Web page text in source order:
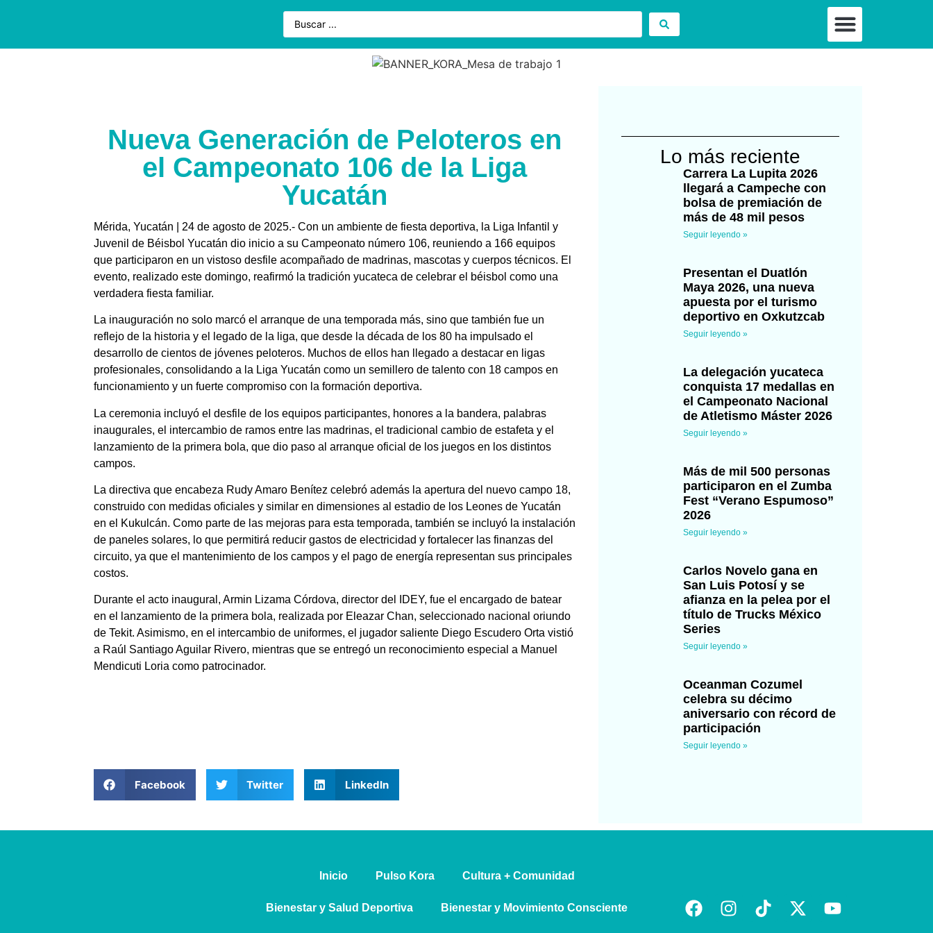
Nueva Generación de Peloteros en
el Campeonato 106 de la Liga
Yucatán
Mérida, Yucatán | 24 de agosto de 2025.- Con un ambiente de fiesta deportiva, la Liga Infantil y
Juvenil de Béisbol Yucatán dio inicio a su Campeonato número 106, reuniendo a 166 equipos
que participaron en un vistoso desfile acompañado de madrinas, mascotas y cuerpos técnicos. El
evento, realizado este domingo, reafirmó la tradición yucateca de celebrar el béisbol como una
verdadera fiesta familiar.
La inauguración no solo marcó el arranque de una temporada más, sino que también fue un
reflejo de la historia y el legado de la liga, que desde la década de los 80 ha impulsado el
desarrollo de cientos de jóvenes peloteros. Muchos de ellos han llegado a destacar en ligas
profesionales, consolidando a la Liga Yucatán como un semillero de talento con 18 campos en
funcionamiento y un fuerte compromiso con la formación deportiva.
La ceremonia incluyó el desfile de los equipos participantes, honores a la bandera, palabras
inaugurales, el intercambio de ramos entre las madrinas, el tradicional cambio de estafeta y el
lanzamiento de la primera bola, que dio paso al arranque oficial de los juegos en los distintos
campos.
La directiva que encabeza Rudy Amaro Benítez celebró además la apertura del nuevo campo 18,
construido con medidas oficiales y similar en dimensiones al estadio de los Leones de Yucatán
en el Kukulcán. Como parte de las mejoras para esta temporada, también se incluyó la instalación
de paneles solares, lo que permitirá reducir gastos de electricidad y fortalecer las finanzas del
circuito, ya que el mantenimiento de los campos y el pago de energía representan sus principales
costos.
Durante el acto inaugural, Armin Lizama Córdova, director del IDEY, fue el encargado de batear
en el lanzamiento de la primera bola, realizada por Eleazar Chan, seleccionado nacional oriundo
de Tekit. Asimismo, en el intercambio de uniformes, el jugador saliente Diego Escudero Orta vistió
a Raúl Santiago Aguilar Rivero, mientras que se entregó un reconocimiento especial a Manuel
Mendicuti Loria como patrocinador.
Facebook Twitter LinkedIn
Lo más reciente
Carrera La Lupita 2026
llegará a Campeche con
bolsa de premiación de
más de 48 mil pesos
Seguir leyendo »
Presentan el Duatlón
Maya 2026, una nueva
apuesta por el turismo
deportivo en Oxkutzcab
Seguir leyendo »
La delegación yucateca
conquista 17 medallas en
el Campeonato Nacional
de Atletismo Máster 2026
Seguir leyendo »
Más de mil 500 personas
participaron en el Zumba
Fest “Verano Espumoso”
2026
Seguir leyendo »
Carlos Novelo gana en
San Luis Potosí y se
afianza en la pelea por el
título de Trucks México
Series
Seguir leyendo »
Oceanman Cozumel
celebra su décimo
aniversario con récord de
participación
Seguir leyendo »
Inicio Pulso Kora ⁠Cultura + Comunidad
⁠Bienestar y Salud Deportiva Bienestar y Movimiento Consciente